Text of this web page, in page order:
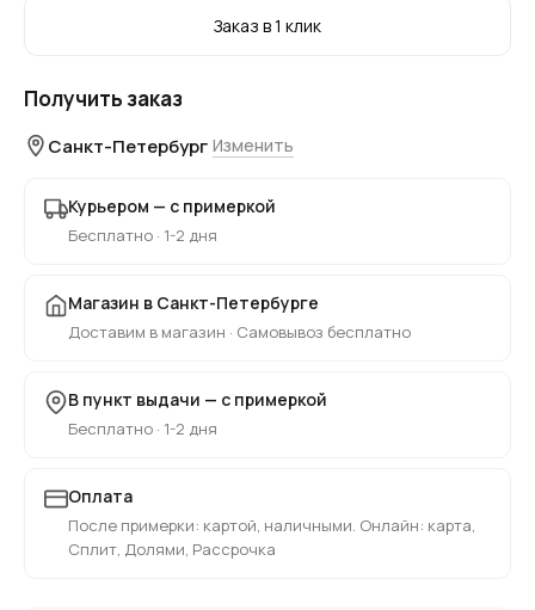
Заказ в 1 клик
Получить заказ
Санкт-Петербург Изменить
Курьером — с примеркой
Бесплатно · 1-2 дня
Магазин в Санкт-Петербурге
Доставим в магазин · Самовывоз бесплатно
В пункт выдачи — с примеркой
Бесплатно · 1-2 дня
Оплата
После примерки: картой, наличными. Онлайн: карта,
Сплит, Долями, Рассрочка